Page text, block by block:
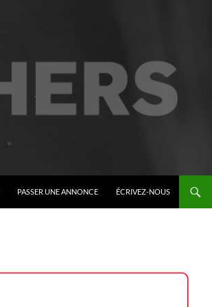
PASSER UNE ANNONCE ÉCRIVEZ-NOUS